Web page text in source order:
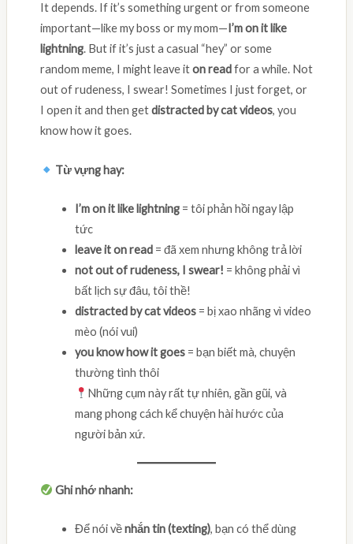
It depends. If it’s something urgent or from someone
important—like my boss or my mom—I’m on it like
lightning. But if it’s just a casual “hey” or some
random meme, I might leave iton readfor a while. Not
out of rudeness, I swear! Sometimes I just forget, or
I open it and then getdistracted by cat videos, you
know how it goes.
Từ vựng hay:
I’m on it like lightning= tôi phản hồi ngay lập
tức
leave it on read= đã xem nhưng không trả lời
not out of rudeness, I swear! = không phải vì
bất lịch sự đâu, tôi thề!
distracted by cat videos= bị xao nhãng vì video
mèo (nói vui)
you know how it goes= bạn biết mà, chuyện
thường tình thôi
Những cụm này rất tự nhiên, gần gũi, và
mang phong cách kể chuyện hài hước của
người bản xứ.
Ghi nhớ nhanh:
Để nói vềnhắn tin (texting), bạn có thể dùng